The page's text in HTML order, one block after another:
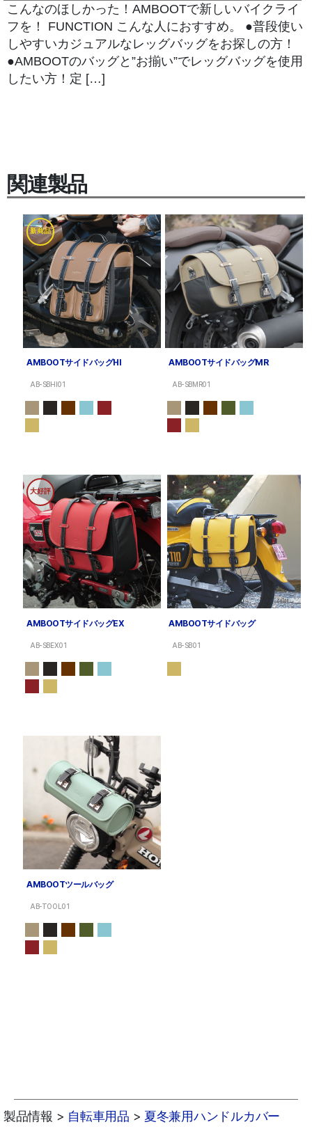
こんなのほしかった！AMBOOTで新しいバイクライ
フを！ FUNCTION こんな人におすすめ。 ●普段使い
しやすいカジュアルなレッグバッグをお探しの方！
●AMBOOTのバッグと”お揃い”でレッグバッグを使用
したい方！定 […]
関連製品
新商品
AMBOOTサイドバッグHI
AB-SBHI01
AMBOOTサイドバッグMR
AB-SBMR01
大好評
AMBOOTサイドバッグEX
AB-SBEX01
AMBOOTサイドバッグ
AB-SB01
AMBOOTツールバッグ
AB-TOOL01
製品情報 > 自転車用品 > 夏冬兼用ハンドルカバー